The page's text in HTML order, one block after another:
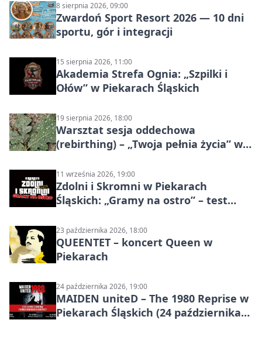
8 sierpnia 2026, 09:00
Zwardoń Sport Resort 2026 — 10 dni
sportu, gór i integracji
15 sierpnia 2026, 11:00
Akademia Strefa Ognia: „Szpilki i
Ołów” w Piekarach Śląskich
19 sierpnia 2026, 18:00
Warsztat sesja oddechowa
(rebirthing) – „Twoja pełnia życia” w
11 września 2026, 19:00
Zdolni i Skromni w Piekarach
Śląskich: „Gramy na ostro” – test
23 października 2026, 18:00
QUEENTET – koncert Queen w
Piekarach
24 października 2026, 19:00
MAIDEN uniteD – The 1980 Reprise w
Piekarach Śląskich (24 października